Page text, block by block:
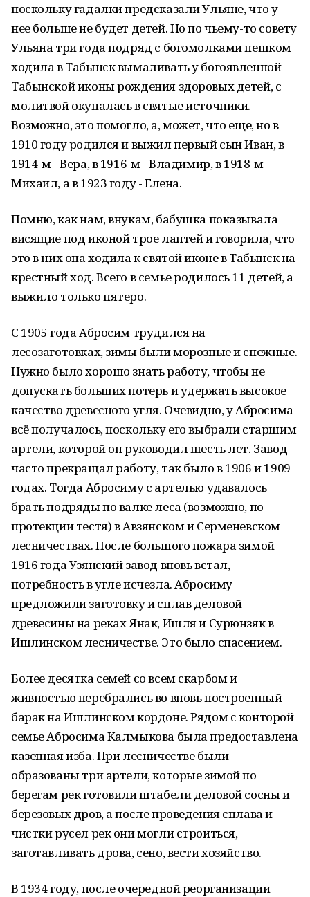
поскольку гадалки предсказали Ульяне, что у
нее больше не будет детей. Но по чьему-то совету
Ульяна три года подряд с богомолками пешком
ходила в Табынск вымаливать у богоявленной
Табынской иконы рождения здоровых детей, с
молитвой окуналась в святые источники.
Возможно, это помогло, а, может, что еще, но в
1910 году родился и выжил первый сын Иван, в
1914-м - Вера, в 1916-м - Владимир, в 1918-м -
Михаил, а в 1923 году - Елена.
Помню, как нам, внукам, бабушка показывала
висящие под иконой трое лаптей и говорила, что
это в них она ходила к святой иконе в Табынск на
крестный ход. Всего в семье родилось 11 детей, а
выжило только пятеро.
С 1905 года Абросим трудился на
лесозаготовках, зимы были морозные и снежные.
Нужно было хорошо знать работу, чтобы не
допускать больших потерь и удержать высокое
качество древесного угля. Очевидно, у Абросима
всё получалось, поскольку его выбрали старшим
артели, которой он руководил шесть лет. Завод
часто прекращал работу, так было в 1906 и 1909
годах. Тогда Абросиму с артелью удавалось
брать подряды по валке леса (возможно, по
протекции тестя) в Авзянском и Серменевском
лесничествах. После большого пожара зимой
1916 года Узянский завод вновь встал,
потребность в угле исчезла. Абросиму
предложили заготовку и сплав деловой
древесины на реках Янак, Ишля и Сурюнзяк в
Ишлинском лесничестве. Это было спасением.
Более десятка семей со всем скарбом и
живностью перебрались во вновь построенный
барак на Ишлинском кордоне. Рядом с конторой
семье Абросима Калмыкова была предоставлена
казенная изба. При лесничестве были
образованы три артели, которые зимой по
берегам рек готовили штабели деловой сосны и
березовых дров, а после проведения сплава и
чистки русел рек они могли строиться,
заготавливать дрова, сено, вести хозяйство.
В 1934 году, после очередной реорганизации